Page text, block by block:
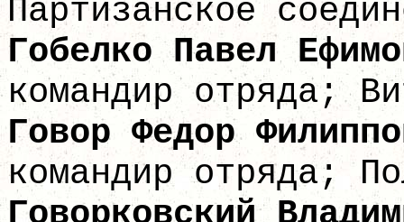
Партизанское
Гобелко
командир отряда;
Говор Федор
командир отряда;